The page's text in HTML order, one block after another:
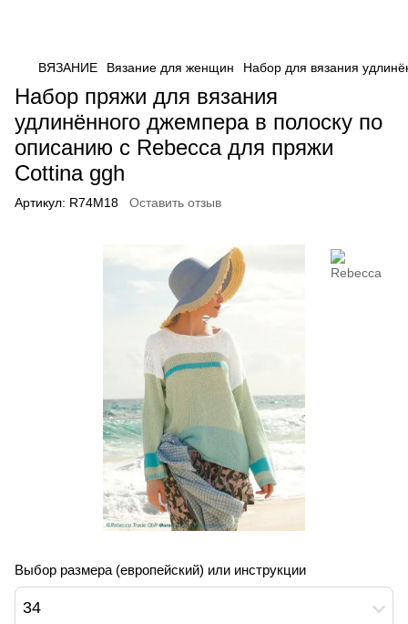
ВЯЗАНИЕ Вязание для женщин Набор для вязания
Набор пряжи для вязания
удлинённого джемпера в полоску по
описанию с Rebecca для пряжи
Cottina ggh
Артикул: R74M18 Оставить отзыв
Выбор размера (европейский) или инструкции
34